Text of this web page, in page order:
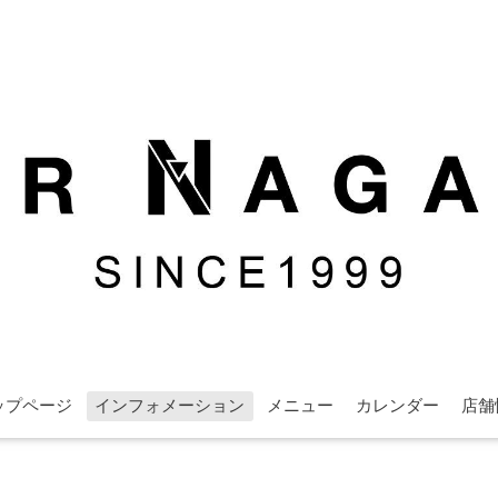
プページ インフォメーション メニュー カレンダー 店